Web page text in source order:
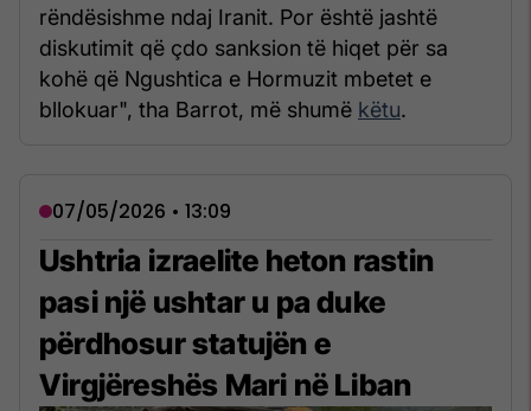
rëndësishme ndaj Iranit. Por është jashtë
diskutimit që çdo sanksion të hiqet për sa
kohë që Ngushtica e Hormuzit mbetet e
bllokuar", tha Barrot, më shumë këtu.
07/05/2026 • 13:09
Ushtria izraelite heton rastin
pasi një ushtar u pa duke
përdhosur statujën e
Virgjëreshës Mari në Liban